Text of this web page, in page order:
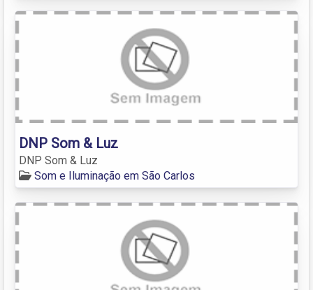
DNP Som & Luz
DNP Som & Luz
Som e Iluminação em São Carlos